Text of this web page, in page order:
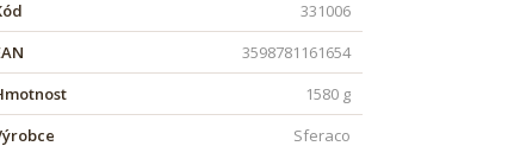
Kód
331006
EAN
3598781161654
Hmotnost
1580 g
Výrobce
Sferaco